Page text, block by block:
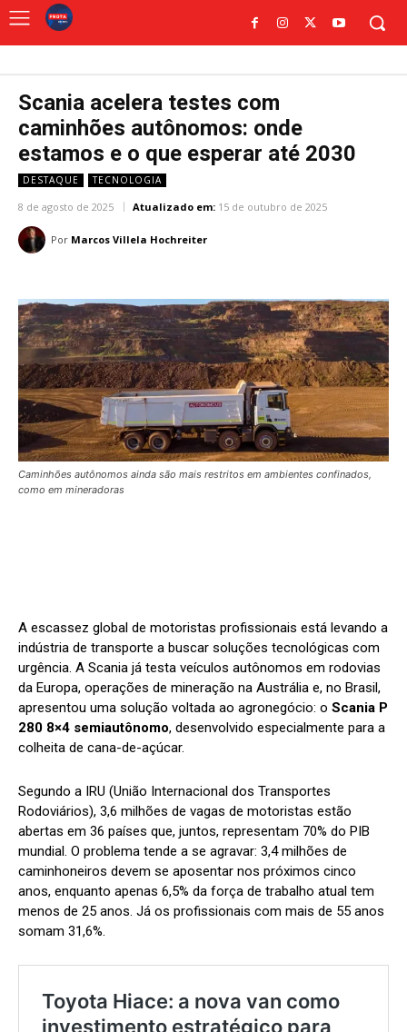
Scania acelera testes com
caminhões autônomos: onde
estamos e o que esperar até 2030
DESTAQUE TECNOLOGIA
8 de agosto de 2025 Atualizado em: 15 de outubro de 2025
Por Marcos Villela Hochreiter
Caminhões autônomos ainda são mais restritos em ambientes confinados,
como em mineradoras
A escassez global de motoristas profissionais está levando a
indústria de transporte a buscar soluções tecnológicas com
urgência. A Scania já testa veículos autônomos em rodovias
da Europa, operações de mineração na Austrália e, no Brasil,
apresentou uma solução voltada ao agronegócio: o Scania P
280 8×4 semiautônomo, desenvolvido especialmente para a
colheita de cana-de-açúcar.
Segundo a IRU (União Internacional dos Transportes
Rodoviários), 3,6 milhões de vagas de motoristas estão
abertas em 36 países que, juntos, representam 70% do PIB
mundial. O problema tende a se agravar: 3,4 milhões de
caminhoneiros devem se aposentar nos próximos cinco
anos, enquanto apenas 6,5% da força de trabalho atual tem
menos de 25 anos. Já os profissionais com mais de 55 anos
somam 31,6%.